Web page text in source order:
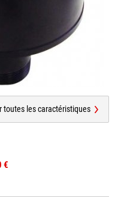
toutes les caractéristiques
€